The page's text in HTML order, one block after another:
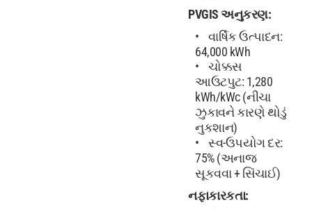
PVGIS અનુકરણ:
વાર્ષિક ઉત્પાદન:
64,000 kWh
ચોક્કસ
આઉટપુટ: 1,280
kWh/kWc (નીચા
ઝુકાવને કારણે થોડું
નુકશાન)
સ્વ-ઉપયોગ દર:
75% (અનાજ
સૂકવવા + સિંચાઈ)
નફાકારકતા: